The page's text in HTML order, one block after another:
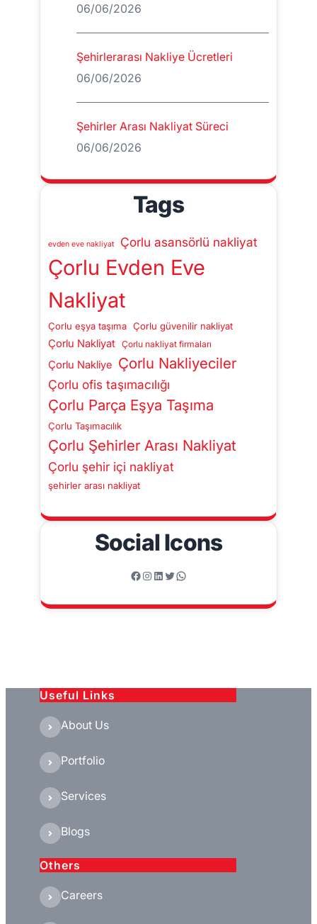
06/06/2026
Şehirlerarası Nakliye Ücretleri
06/06/2026
Şehirler Arası Nakliyat Süreci
06/06/2026
Tags
evden eve nakliyat Çorlu asansörlü nakliyat
Çorlu Evden Eve
Nakliyat
Çorlu eşya taşıma Çorlu güvenilir nakliyat
Çorlu Nakliyat Çorlu nakliyat firmaları
Çorlu Nakliye Çorlu Nakliyeciler
Çorlu ofis taşımacılığı
Çorlu Parça Eşya Taşıma
Çorlu Taşımacılık
Çorlu Şehirler Arası Nakliyat
Çorlu şehir içi nakliyat
şehirler arası nakliyat
Social Icons
Facebook Instagram LinkedIn Twitter WhatsApp
Useful Links
About Us
Portfolio
Services
Blogs
Others
Careers